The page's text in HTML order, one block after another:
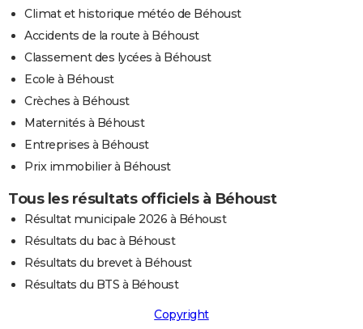
Climat et historique météo de Béhoust
Accidents de la route à Béhoust
Classement des lycées à Béhoust
Ecole à Béhoust
Crèches à Béhoust
Maternités à Béhoust
Entreprises à Béhoust
Prix immobilier à Béhoust
Tous les résultats officiels à Béhoust
Résultat municipale 2026 à Béhoust
Résultats du bac à Béhoust
Résultats du brevet à Béhoust
Résultats du BTS à Béhoust
Copyright